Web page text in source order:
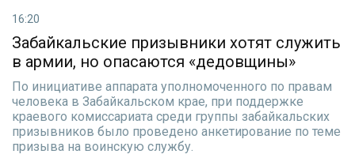
16:20
Забайкальские призывники хотят служить
в армии, но опасаются «дедовщины»
По инициативе аппарата уполномоченного по правам
человека в Забайкальском крае, при поддержке
краевого комиссариата среди группы забайкальских
призывников было проведено анкетирование по теме
призыва на воинскую службу.